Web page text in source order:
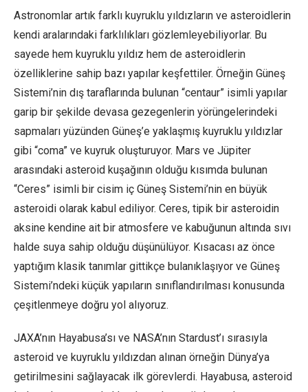
Astronomlar artık farklı kuyruklu yıldızların ve asteroidlerin
kendi aralarındaki farklılıkları gözlemleyebiliyorlar. Bu
sayede hem kuyruklu yıldız hem de asteroidlerin
özelliklerine sahip bazı yapılar keşfettiler. Örneğin Güneş
Sistemi’nin dış taraflarında bulunan “centaur” isimli yapılar
garip bir şekilde devasa gezegenlerin yörüngelerindeki
sapmaları yüzünden Güneş’e yaklaşmış kuyruklu yıldızlar
gibi “coma” ve kuyruk oluşturuyor. Mars ve Jüpiter
arasındaki asteroid kuşağının olduğu kısımda bulunan
“Ceres” isimli bir cisim iç Güneş Sistemi’nin en büyük
asteroidi olarak kabul ediliyor. Ceres, tipik bir asteroidin
aksine kendine ait bir atmosfere ve kabuğunun altında sıvı
halde suya sahip olduğu düşünülüyor. Kısacası az önce
yaptığım klasik tanımlar gittikçe bulanıklaşıyor ve Güneş
Sistemi’ndeki küçük yapıların sınıflandırılması konusunda
çeşitlenmeye doğru yol alıyoruz.
JAXA’nın Hayabusa’sı ve NASA’nın Stardust’ı sırasıyla
asteroid ve kuyruklu yıldızdan alınan örneğin Dünya’ya
getirilmesini sağlayacak ilk görevlerdi. Hayabusa, asteroid